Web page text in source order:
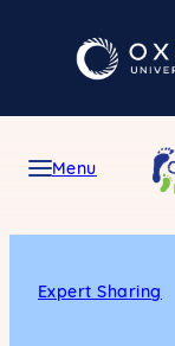
Menu
Expert Sharing